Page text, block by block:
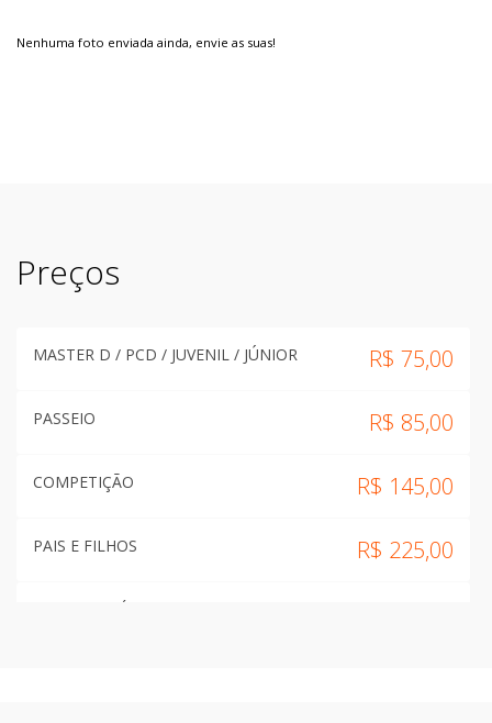
Nenhuma foto enviada ainda, envie as suas!
Preços
MASTER D / PCD / JUVENIL / JÚNIOR R$ 75,00
PASSEIO R$ 85,00
COMPETIÇÃO R$ 145,00
PAIS E FILHOS R$ 225,00
DUPLAS PRÓ E SPORT